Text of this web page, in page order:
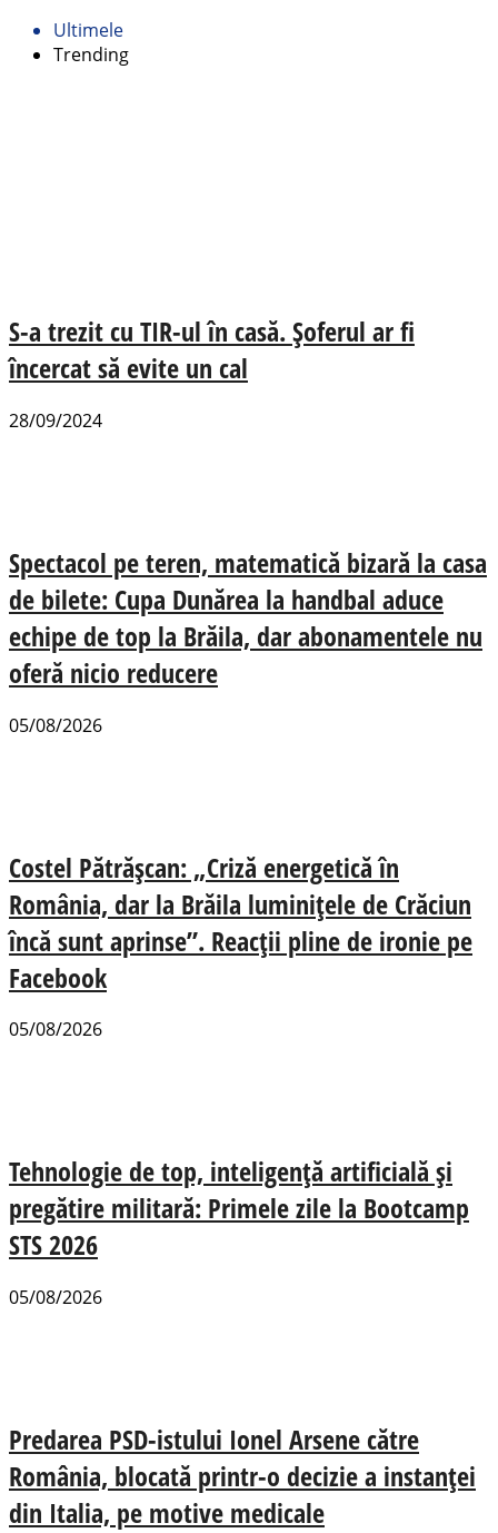
Ultimele
Trending
S-a trezit cu TIR-ul în casă. Șoferul ar fi
încercat să evite un cal
28/09/2024
Spectacol pe teren, matematică bizară la casa
de bilete: Cupa Dunărea la handbal aduce
echipe de top la Brăila, dar abonamentele nu
oferă nicio reducere
05/08/2026
Costel Pătrășcan: „Criză energetică în
România, dar la Brăila luminițele de Crăciun
încă sunt aprinse”. Reacții pline de ironie pe
Facebook
05/08/2026
Tehnologie de top, inteligență artificială și
pregătire militară: Primele zile la Bootcamp
STS 2026
05/08/2026
Predarea PSD-istului Ionel Arsene către
România, blocată printr-o decizie a instanței
din Italia, pe motive medicale